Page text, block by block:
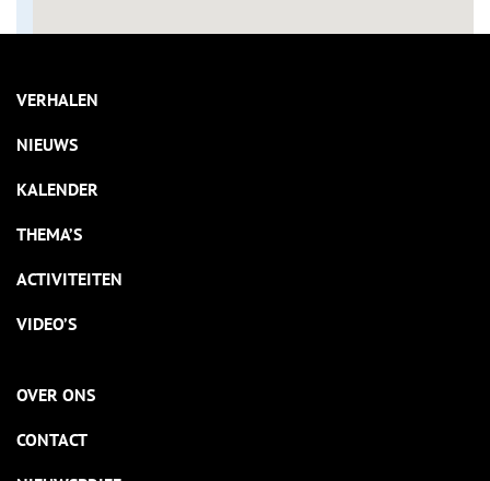
VERHALEN
NIEUWS
KALENDER
THEMA’S
ACTIVITEITEN
VIDEO’S
OVER ONS
CONTACT